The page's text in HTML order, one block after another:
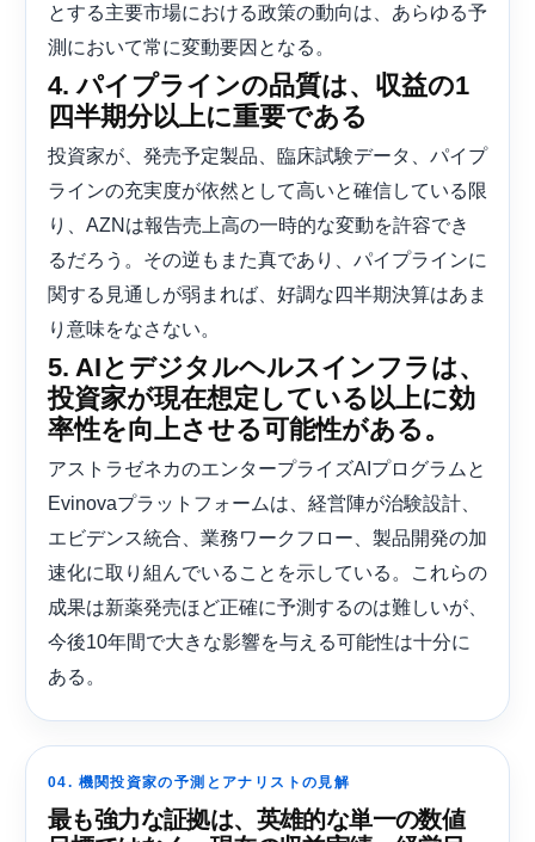
とする主要市場における政策の動向は、あらゆる予
測において常に変動要因となる。
4. パイプラインの品質は、収益の1
四半期分以上に重要である
投資家が、発売予定製品、臨床試験データ、パイプ
ラインの充実度が依然として高いと確信している限
り、AZNは報告売上高の一時的な変動を許容でき
るだろう。その逆もまた真であり、パイプラインに
関する見通しが弱まれば、好調な四半期決算はあま
り意味をなさない。
5. AIとデジタルヘルスインフラは、
投資家が現在想定している以上に効
率性を向上させる可能性がある。
アストラゼネカのエンタープライズAIプログラムと
Evinovaプラットフォームは、経営陣が治験設計、
エビデンス統合、業務ワークフロー、製品開発の加
速化に取り組んでいることを示している。これらの
成果は新薬発売ほど正確に予測するのは難しいが、
今後10年間で大きな影響を与える可能性は十分に
ある。
04. 機関投資家の予測とアナリストの見解
最も強力な証拠は、英雄的な単一の数値